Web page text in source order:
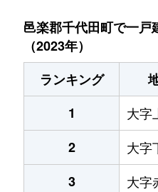
邑楽郡千代田町で一
（2023年）
ランキング
1
大字
2
大字
3
大字